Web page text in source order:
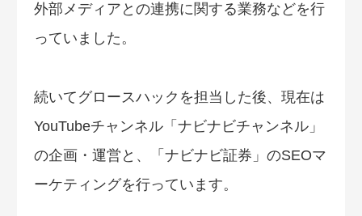
外部メディアとの連携に関する業務などを行
っていました。
続いてグロースハックを担当した後、現在は
YouTubeチャンネル「ナビナビチャンネル」
の企画・運営と、「ナビナビ証券」のSEOマ
ーケティングを行っています。